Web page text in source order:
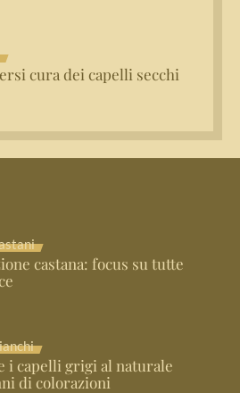
cura dei capelli secchi
castana: focus su tutte
i capelli grigi al naturale
di colorazioni